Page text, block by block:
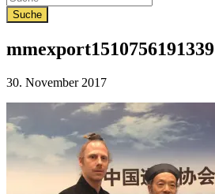
mmexport1510756191339
Veröffentlicht
30. November 2017